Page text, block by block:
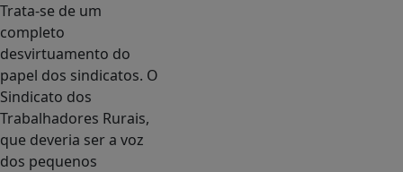
Trata-se de um
completo
desvirtuamento do
papel dos sindicatos. O
Sindicato dos
Trabalhadores Rurais,
que deveria ser a voz
dos pequenos